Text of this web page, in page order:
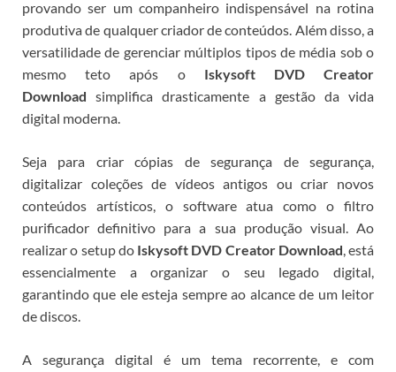
provando ser um companheiro indispensável na rotina
produtiva de qualquer criador de conteúdos. Além disso, a
versatilidade de gerenciar múltiplos tipos de média sob o
mesmo teto após o Iskysoft DVD Creator
Download simplifica drasticamente a gestão da vida
digital moderna.
Seja para criar cópias de segurança de segurança,
digitalizar coleções de vídeos antigos ou criar novos
conteúdos artísticos, o software atua como o filtro
purificador definitivo para a sua produção visual. Ao
realizar o setup do Iskysoft DVD Creator Download, está
essencialmente a organizar o seu legado digital,
garantindo que ele esteja sempre ao alcance de um leitor
de discos.
A segurança digital é um tema recorrente, e com